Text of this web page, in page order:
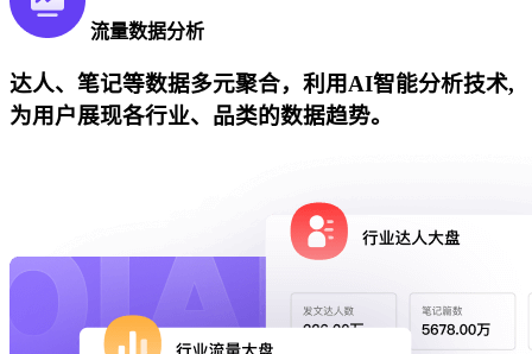
流量数据分析
达人、笔记等数据多元聚合，利用AI智能分析技术,
为用户展现各行业、品类的数据趋势。